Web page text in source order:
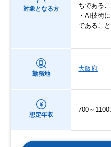
対象となる方
ちであるこ
・AI技術
であること
勤務地
大阪府
想定年収
700～1100